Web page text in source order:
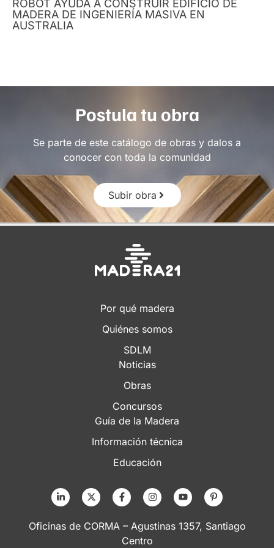
ROBOT AYUDA A CONSTRUIR EDIFICIO DE
MADERA DE INGENIERÍA MASIVA EN
AUSTRALIA
Postula tu obra
Se parte de este catálogo de obras y dalos a
conocer con toda la comunidad
Subir obra
Por qué madera
Quiénes somos
SDLM
Noticias
Obras
Concursos
Guía de la Madera
Información técnica
Educación
Oficinas de CORMA – Agustinas 1357, Santiago
Centro